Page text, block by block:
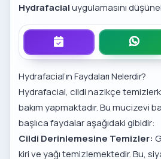
Hydrafacialuygulamasını
Hydrafacial’ın Faydaları Nelerdir?
Hydrafacial, cildi nazikçe
bakım yapmaktadır. Bu mucizevi
başlıca faydalar aşağıdaki gibidir:
Cildi Derinlemesine Temizler:
kiri ve yağı temizlemektedir. Bu,